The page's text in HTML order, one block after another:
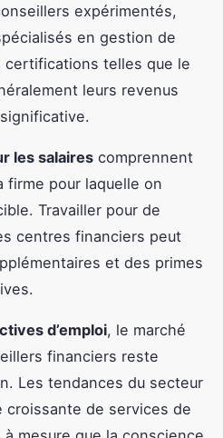
expérimentés,
en gestion de
certifications telles que le
leurs revenus
les salaires comprennent
firme pour laquelle on
Travailler pour de
centres financiers peut
et des primes
d’emploi, le marché
financiers reste
Les tendances du secteur
croissante de services de